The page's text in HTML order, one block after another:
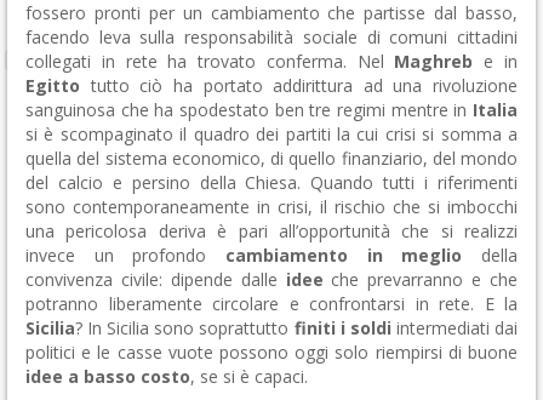
fossero pronti per un cambiamento che partisse dal basso,
facendo leva sulla responsabilità sociale di comuni cittadini
collegati in rete ha trovato conferma. Nel Maghreb e in
Egitto tutto ciò ha portato addirittura ad una rivoluzione
sanguinosa che ha spodestato ben tre regimi mentre in Italia
si è scompaginato il quadro dei partiti la cui crisi si somma a
quella del sistema economico, di quello finanziario, del mondo
del calcio e persino della Chiesa. Quando tutti i riferimenti
sono contemporaneamente in crisi, il rischio che si imbocchi
una pericolosa deriva è pari all’opportunità che si realizzi
invece un profondo cambiamento in meglio della
convivenza civile: dipende dalle idee che prevarranno e che
potranno liberamente circolare e confrontarsi in rete. E la
Sicilia? In Sicilia sono soprattutto finiti i soldi intermediati dai
politici e le casse vuote possono oggi solo riempirsi di buone
idee a basso costo, se si è capaci.